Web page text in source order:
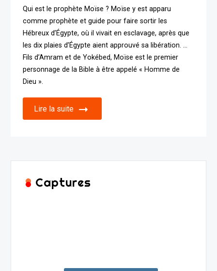
Qui est le prophète Moïse ? Moïse y est apparu
comme prophète et guide pour faire sortir les
Hébreux d’Égypte, où il vivait en esclavage, après que
les dix plaies d’Égypte aient approuvé sa libération. …
Fils d’Amram et de Yokébed, Moïse est le premier
personnage de la Bible à être appelé « Homme de
Dieu ».
Lire la suite
Captures